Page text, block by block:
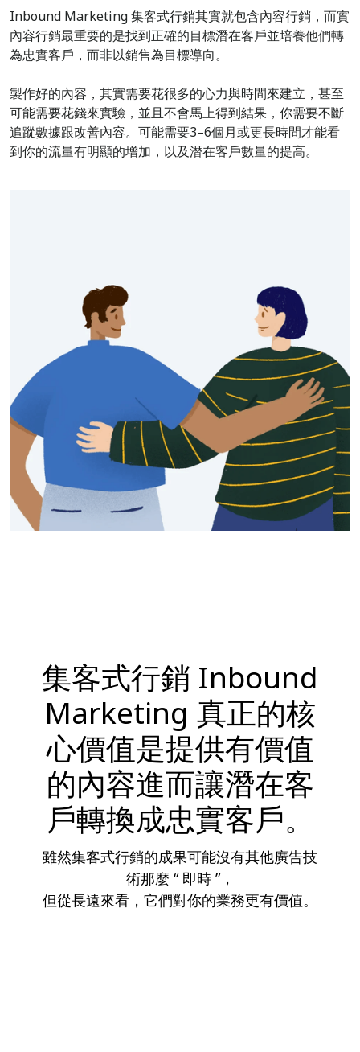
Inbound Marketing 集客式行銷其實就包含內容行銷，而實
內容行銷最重要的是找到正確的目標潛在客戶並培養他們轉
為忠實客戶，而非以銷售為目標導向。
製作好的內容，其實需要花很多的心力與時間來建立，甚至
可能需要花錢來實驗，並且不會馬上得到結果，你需要不斷
追蹤數據跟改善內容。可能需要3–6個月或更長時間才能看
到你的流量有明顯的增加，以及潛在客戶數量的提高。
集客式行銷 Inbound
Marketing 真正的核
心價值是提供有價值
的內容進而讓潛在客
戶轉換成忠實客戶。
雖然集客式行銷的成果可能沒有其他廣告技
術那麼 “ 即時 ”，
但從長遠來看，它們對你的業務更有價值。